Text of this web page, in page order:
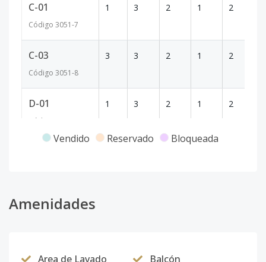
C-01
Código 3051-7
1 3 2 1 2
C-03
Código 3051-8
3 3 2 1 2
D-01
Código
1 3 2 1 2
D-03
Vendido Reservado Bloqueada
Amenidades
Area de Lavado Balcón